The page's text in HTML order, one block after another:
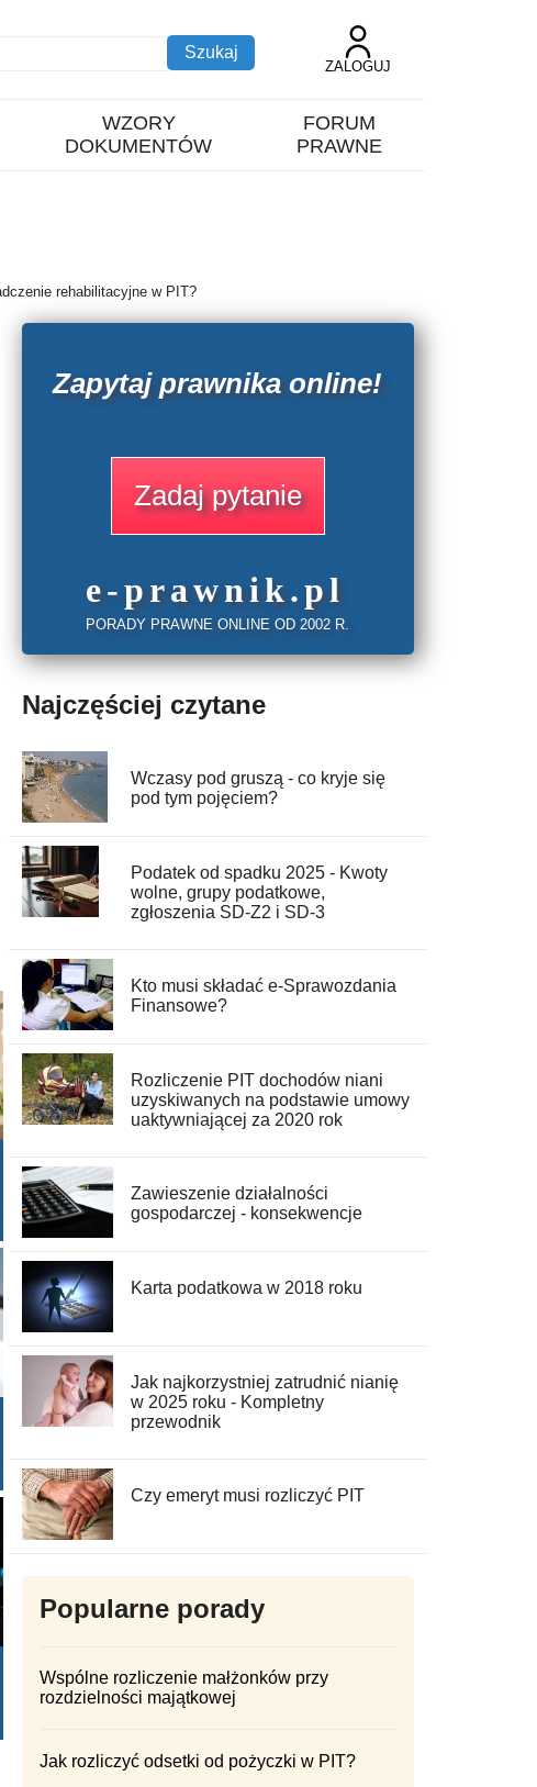
ZALOGUJ
WZORY
DOKUMENTÓW
FORUM
PRAWNE
rehabilitacyjne w PIT?
Zapytaj prawnika online!
Zadaj pytanie
e-prawnik.pl
PORADY PRAWNE ONLINE OD 2002 R.
Najczęściej czytane
Wczasy pod gruszą - co kryje się
pod tym pojęciem?
Podatek od spadku 2025 - Kwoty
wolne, grupy podatkowe,
zgłoszenia SD-Z2 i SD-3
Kto musi składać e-Sprawozdania
Finansowe?
Rozliczenie PIT dochodów niani
uzyskiwanych na podstawie umowy
uaktywniającej za 2020 rok
Zawieszenie działalności
gospodarczej - konsekwencje
Karta podatkowa w 2018 roku
Jak najkorzystniej zatrudnić nianię
w 2025 roku - Kompletny
przewodnik
Czy emeryt musi rozliczyć PIT
Popularne porady
Wspólne rozliczenie małżonków przy
rozdzielności majątkowej
Jak rozliczyć odsetki od pożyczki w PIT?